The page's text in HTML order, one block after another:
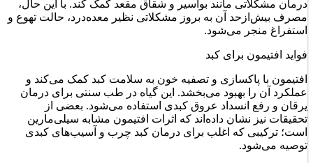
درمان مشکلاتی مانند بواسیر و شقاق مقعد کمک کند. با این حال،
مصرف بیش‌ازحد آن به بروز مشکلاتی نظیر معده‌درد، حالت تهوع و
استفراغ منجر می‌شود.
فواید افتیمون برای کبد
افتیمون با پاکسازی و تصفیه خون به سلامت کبد کمک می‌کند و
عملکرد آن را بهبود می‌بخشد. این گیاه در طب سنتی برای درمان
یرقان و رفع انسداد عروق کبدی استفاده می‌شود. بعضی از
تحقیقات نیز نشان داده‌اند که اثرات افتیمون مشابه سیلی‌مارین
است؛ ترکیبی که اغلب برای درمان کبد چرب و آسیب‌های کبدی
توصیه می‌شود.